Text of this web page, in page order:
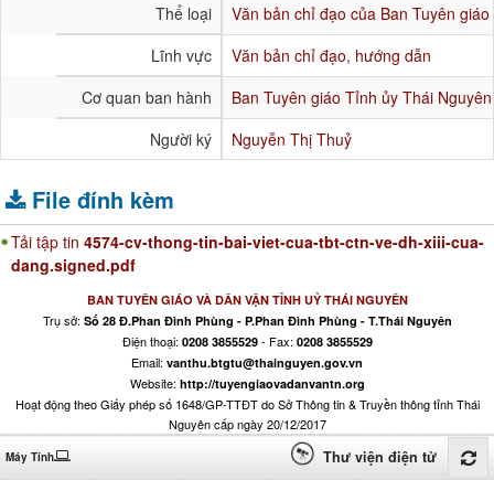
Thể loại
Văn bản chỉ đạo của Ban Tuyên
Lĩnh vực
Văn bản chỉ đạo, hướng dẫn
Cơ quan ban hành
Ban Tuyên giáo Tỉnh ủy Thái Nguyên
Người ký
Nguyễn Thị Thuỷ
File đính kèm
Tải tập tin 4574-cv-thong-tin-bai-viet-cua-tbt-ctn-ve-dh-xiii-cua-
dang.signed.pdf
BAN TUYÊN GIÁO VÀ DÂN VẬN TỈNH UỶ THÁI NGUYÊN
Trụ sở: Số 28 Đ.Phan Đình Phùng - P.Phan Đình Phùng - T.Thái Nguyên
Điện thoại: 0208 3855529- Fax: 0208 3855529
Email: vanthu.btgtu@thainguyen.gov.vn
Website: http://tuyengiaovadanvantn.org
Hoạt động theo Giấy phép số 1648/GP-TTĐT do Sở Thông tin & Truyền thông tỉnh Thái
Nguyên cấp ngày 20/12/2017
Máy Tính Thư viện điện tử